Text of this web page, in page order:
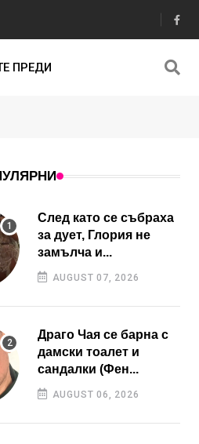
ПРЕДИ
След като се събраха
за дует, Глория не
замълча и...
AUGUST 07, 2026
Драго Чая се барна с
дамски тоалет и
сандалки (Фен...
AUGUST 06, 2026